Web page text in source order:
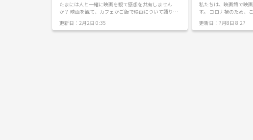
たまには人と一緒に映画を観て感想を共有しません
か？ 映画を観て、カフェかご飯で映画について語り合
す。 お気軽にどうぞ〜！
更新日：2月2日 0:35
私たちは、映画館で映
す。 コロナ禍のため、
ッセージに返信できて
訳ありませんでした。 現在、アクティブメンバーの人
行きます。 場所は梅
場所は問いません。
写/アニメを問わない
には希望者でごはんに
更新日：7月8日 8:27